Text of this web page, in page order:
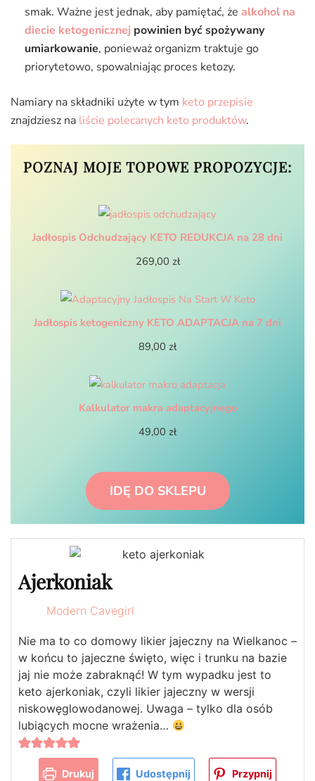
smak. Ważne jest jednak, aby pamiętać, że alkohol na
diecie ketogenicznej powinien być spożywany
umiarkowanie, ponieważ organizm traktuje go
priorytetowo, spowalniając proces ketozy.
Namiary na składniki użyte w tym keto przepisie
znajdziesz na liście polecanych keto produktów.
POZNAJ MOJE TOPOWE PROPOZYCJE:
Jadłospis Odchudzający KETO REDUKCJA na 28 dni
269,00 zł
Jadłospis ketogeniczny KETO ADAPTACJA na 7 dni
89,00 zł
Kalkulator makra adaptacyjnego
49,00 zł
IDĘ DO SKLEPU
Ajerkoniak
Modern Cavegirl
Nie ma to co domowy likier jajeczny na Wielkanoc –
w końcu to jajeczne święto, więc i trunku na bazie
jaj nie może zabraknąć! W tym wypadku jest to
keto ajerkoniak, czyli likier jajeczny w wersji
niskowęglowodanowej. Uwaga – tylko dla osób
lubiących mocne wrażenia…
Drukuj Udostępnij Przypnij